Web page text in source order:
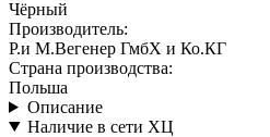
Чёрный
Производитель:
Р.и М.Вегенер ГмбХ и Ко.КГ
Страна производства:
Польша
Описание
Наличие в сети ХЦ